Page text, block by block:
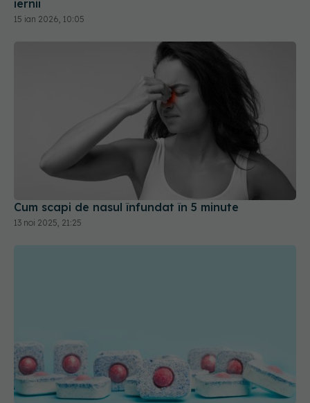
iernii
15 ian 2026, 10:05
Cum scapi de nasul înfundat în 5 minute
13 noi 2025, 21:25